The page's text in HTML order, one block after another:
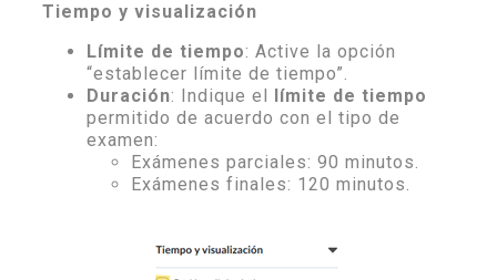
Tiempo y visualización
Límite de tiempo: Active la opción
“establecer límite de tiempo”.
Duración: Indique el límite de tiempo
permitido de acuerdo con el tipo de
examen:
Exámenes parciales: 90 minutos.
Exámenes finales: 120 minutos.